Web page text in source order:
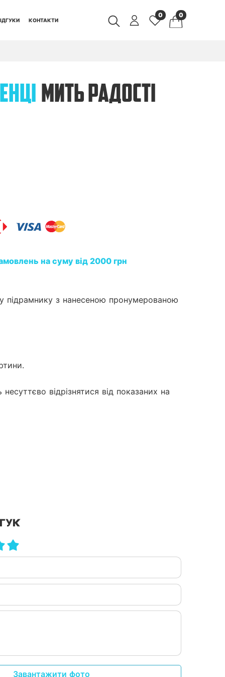
КОНТАКТИ
0 0
МИТЬ РАДОСТІ
на суму від 2000 грн
підрамнику з нанесеною пронумерованою
відрізнятися від показаних на
Завантажити фото